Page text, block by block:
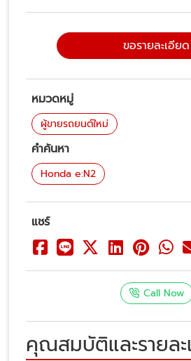
ขอรายละเอียด
หมวดหมู่
ผู้ขายรถยนต์ใหม่
คำค้นหา
Honda e:N2
แชร์
Call Now
คุณสมบัติและรายล